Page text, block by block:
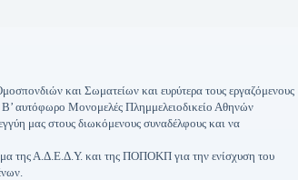
και Σωματείων και ευρύτερα τους εργαζόμενους
αυτόφωρο Μονομελές Πλημμελειοδικείο Αθηνών
μας στους διωκόμενους συναδέλφους και να
της Α.Δ.Ε.Δ.Υ. και της ΠΟΠΟΚΠ για την ενίσχυση του